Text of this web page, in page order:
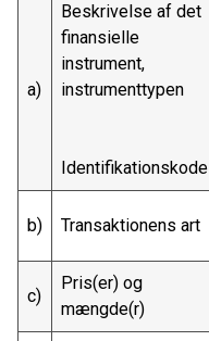
a)
Beskrivelse af det
finansielle
instrument,
instrumenttypen
Identifikationskode
b) Transaktionens art
c)
Pris(er) og
mængde(r)